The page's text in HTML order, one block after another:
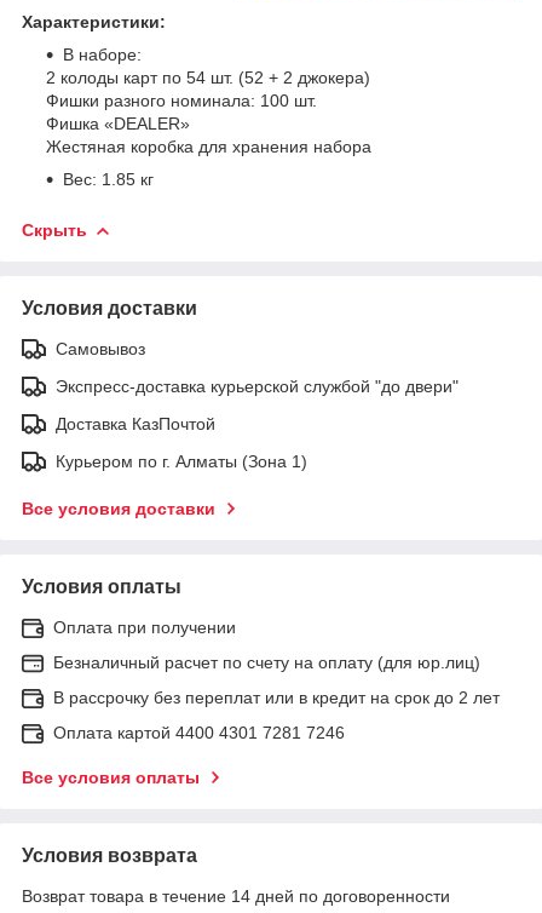
Характеристики:
В наборе:
2 колоды карт по 54 шт. (52 + 2 джокера)
Фишки разного номинала: 100 шт.
Фишка «DEALER»
Жестяная коробка для хранения набора
Вес: 1.85 кг
Скрыть
Условия доставки
Самовывоз
Экспресс-доставка курьерской службой "до двери"
Доставка КазПочтой
Курьером по г. Алматы (Зона 1)
Все условия доставки
Условия оплаты
Оплата при получении
Безналичный расчет по счету на оплату (для юр.лиц)
В рассрочку без переплат или в кредит на срок до 2 лет
Оплата картой 4400 4301 7281 7246
Все условия оплаты
Условия возврата
Возврат товара в течение 14 дней по договоренности